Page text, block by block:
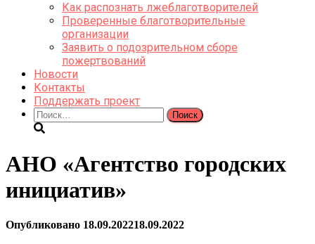
Как распознать лжеблаготворителей
Проверенные благотворительные
организации
Заявить о подозрительном сборе
пожертвований
Новости
Контакты
Поддержать проект
Найти:
АНО «Агентство городских
инициатив»
Опубликовано 18.09.202218.09.2022